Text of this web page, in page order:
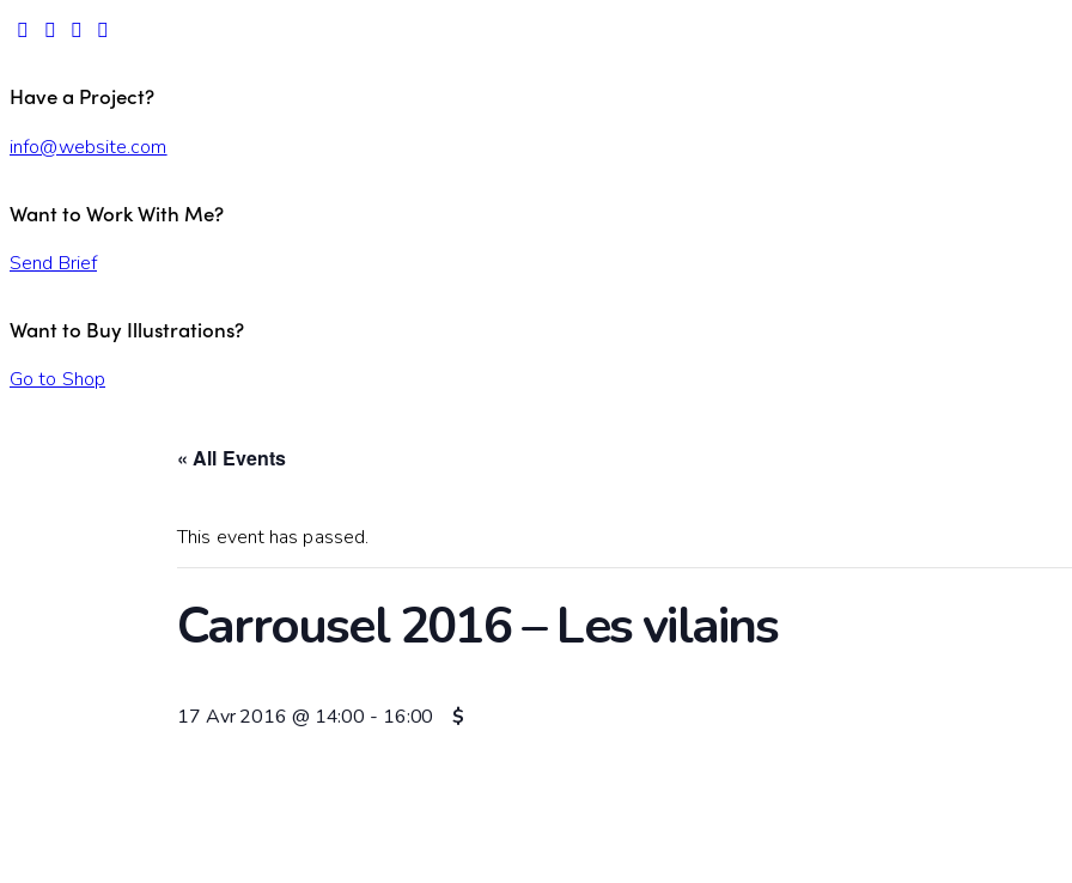
Have a Project?
info@website.com
Want to Work With Me?
Send Brief
Want to Buy Illustrations?
Go to Shop
« All Events
This event has passed.
Carrousel 2016 – Les vilains
17 Avr 2016 @ 14:00 - 16:00 $